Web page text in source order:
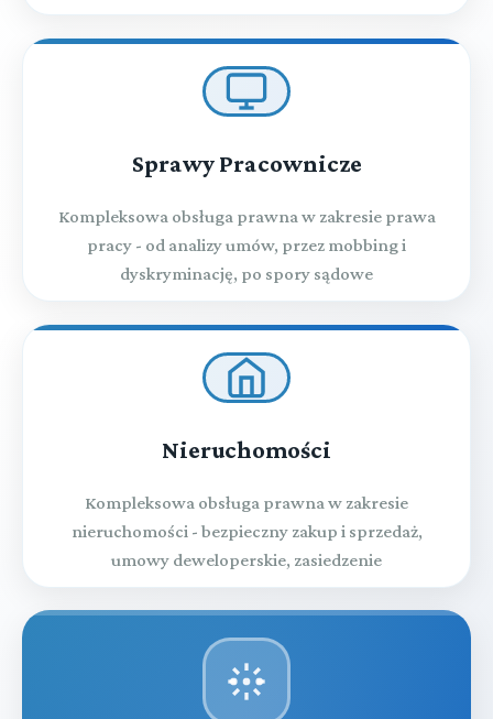
Sprawy Pracownicze
Kompleksowa obsługa prawna w zakresie prawa
pracy - od analizy umów, przez mobbing i
dyskryminację, po spory sądowe
Nieruchomości
Kompleksowa obsługa prawna w zakresie
nieruchomości - bezpieczny zakup i sprzedaż,
umowy deweloperskie, zasiedzenie